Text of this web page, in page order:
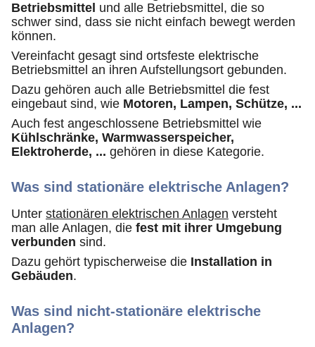
Betriebsmittel und alle Betriebsmittel, die so
schwer sind, dass sie nicht einfach bewegt werden
können.
Vereinfacht gesagt sind ortsfeste elektrische
Betriebsmittel an ihren Aufstellungsort gebunden.
Dazu gehören auch alle Betriebsmittel die fest
eingebaut sind, wie Motoren, Lampen, Schütze, ...
Auch fest angeschlossene Betriebsmittel wie
Kühlschränke, Warmwasserspeicher,
Elektroherde, ... gehören in diese Kategorie.
Was sind stationäre elektrische Anlagen?
Unter stationären elektrischen Anlagen versteht
man alle Anlagen, die fest mit ihrer Umgebung
verbunden sind.
Dazu gehört typischerweise die Installation in
Gebäuden.
Was sind nicht-stationäre elektrische
Anlagen?